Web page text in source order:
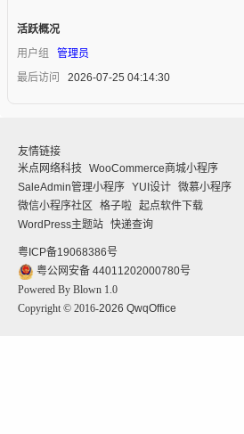
活跃概况
用户组
管理员
最后访问
2026-07-25 04:14:30
友情链接
米点网络科技
WooCommerce商城小程序
SaleAdmin管理小程序 YUI设计 微慕小程序
微信小程序社区
格子啦 起点软件下载
WordPress主题站 快递查询
粤ICP备19068386号
粤公网安备 44011202000780号
Powered By Blown 1.0
Copyright © 2016-2026 QwqOffice